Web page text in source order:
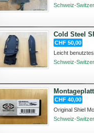
Schweiz-
Cold Steel
CHF 50,00
Leicht
Schweiz-
CHF 40,00
Original Shiel
Schweiz-